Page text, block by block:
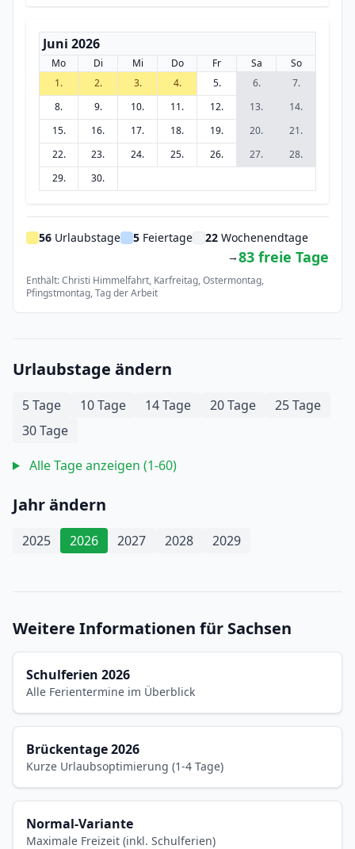
Juni 2026
Mo Di Mi Do Fr Sa
So
1.
2. 3. 4. 5. 6.
7.
8.
9. 10. 11. 12. 13.
14.
15.
16. 17. 18. 19. 20.
21.
22.
23. 24. 25. 26. 27.
28.
29.
30.
56 Urlaubstage 5 Feiertage 22 Wochenendtage
→83 freie Tage
Enthält: Christi Himmelfahrt, Karfreitag, Ostermontag,
Pfingstmontag, Tag der Arbeit
Urlaubstage ändern
5 Tage 10 Tage 14 Tage 20 Tage
25 Tage
30 Tage
Alle Tage anzeigen (1-60)
Jahr ändern
2025 2026 2027 2028 2029
Weitere Informationen für Sachsen
Schulferien 2026
Alle Ferientermine im Überblick
Brückentage 2026
Kurze Urlaubsoptimierung (1-4 Tage)
Normal-Variante
Maximale Freizeit (inkl. Schulferien)